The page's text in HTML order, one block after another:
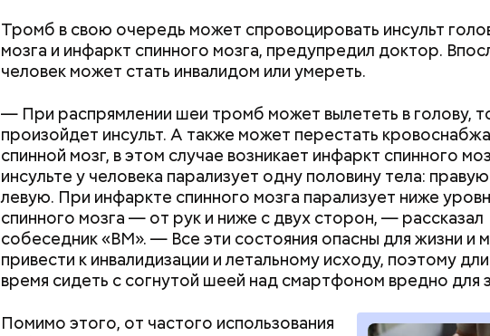
Тромб в свою очередь может спровоцировать инсульт
мозга и инфаркт спинного мозга, предупредил доктор.
человек может стать инвалидом или умереть.
— При распрямлении шеи тромб может вылететь в голову,
произойдет инсульт. А также может перестать
спинной мозг, в этом случае возникает инфаркт спинного
инсульте у человека парализует одну половину тела:
левую. При инфаркте спинного мозга парализует ниже
спинного мозга — от рук и ниже с двух сторон, — рассказал
собеседник «ВМ». — Все эти состояния опасны для жизни и
привести к инвалидизации и летальному исходу, поэтому
время сидеть с согнутой шеей над смартфоном вредно для
Помимо этого, от частого использования
Праздник любви
счастливых людей, чтобы напомнить людям, что счастье на
Построю замок, тигра
приручу: топ-7 самых
интересных площадок для
детского досуга в Москве
Как
которые
школьнику